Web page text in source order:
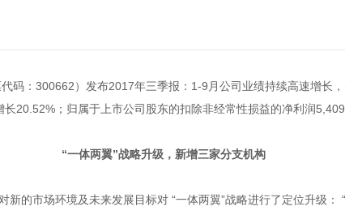
码：300662）发布2017年三季报：1-9月公司业绩持续高速增长
20.52%；归属于上市公司股东的扣除非经常性损益的净利润
“一体两翼”战略升级，新增三家分支机构
的市场环境及未来发展目标对 “一体两翼”战略进行了定位升级：